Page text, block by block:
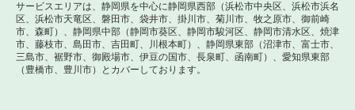
サービスエリアは、静岡県を中心に静岡県西部（浜松市中央区、浜松市浜名
区、浜松市天竜区、磐田市、袋井市、掛川市、菊川市、牧之原市、御前崎
市、森町）、静岡県中部（静岡市葵区、静岡市駿河区、静岡市清水区、焼津
市、藤枝市、島田市、吉田町、川根本町）、静岡県東部（沼津市、富士市、
三島市、裾野市、御殿場市、伊豆の国市、長泉町、函南町）、愛知県東部
（豊橋市、豊川市）とカバーしております。